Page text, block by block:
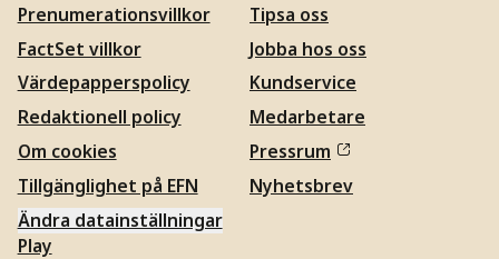
Prenumerationsvillkor
FactSet villkor
Värdepapperspolicy
Redaktionell policy
Om cookies
Tillgänglighet på EFN
Ändra datainställningar
Tipsa oss
Jobba hos oss
Kundservice
Medarbetare
Pressrum
Nyhetsbrev
Play